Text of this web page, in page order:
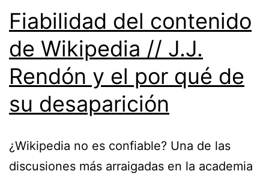
Fiabilidad del contenido
de Wikipedia // J.J.
Rendón y el por qué de
su desaparición
¿Wikipedia no es confiable? Una de las
discusiones más arraigadas en la academia